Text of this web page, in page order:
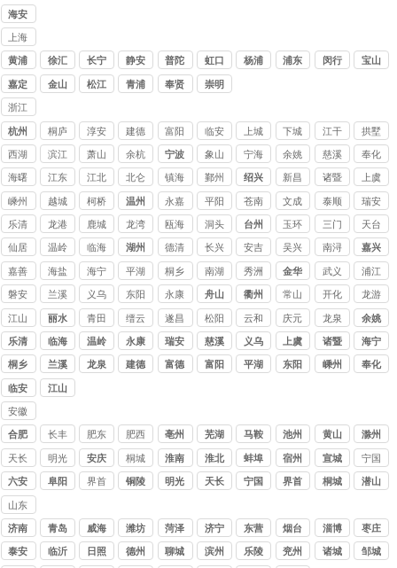
海安
上海
讨债
公司
黄浦 徐汇 长宁 静安 普陀 虹口 杨浦 浦东 闵行 宝山
嘉定 金山 松江 青浦 奉贤 崇明
浙江
讨债
公司
杭州 桐庐 淳安 建德 富阳 临安 上城 下城 江干 拱墅
西湖 滨江 萧山 余杭 宁波 象山 宁海 余姚 慈溪 奉化
海曙 江东 江北 北仑 镇海 鄞州 绍兴 新昌 诸暨 上虞
嵊州 越城 柯桥 温州 永嘉 平阳 苍南 文成 泰顺 瑞安
乐清 龙港 鹿城 龙湾 瓯海 洞头 台州 玉环 三门 天台
仙居 温岭 临海 湖州 德清 长兴 安吉 吴兴 南浔 嘉兴
嘉善 海盐 海宁 平湖 桐乡 南湖 秀洲 金华 武义 浦江
磐安 兰溪 义乌 东阳 永康 舟山 衢州 常山 开化 龙游
江山 丽水 青田 缙云 遂昌 松阳 云和 庆元 龙泉 余姚
乐清 临海 温岭 永康 瑞安 慈溪 义乌 上虞 诸暨 海宁
桐乡 兰溪 龙泉 建德 富德 富阳 平湖 东阳 嵊州 奉化
临安 江山
安徽
讨债
公司
合肥 长丰 肥东 肥西 亳州 芜湖
马鞍
山
池州 黄山 滁州
天长 明光 安庆 桐城 淮南 淮北 蚌埠 宿州 宣城 宁国
六安 阜阳 界首 铜陵 明光 天长 宁国 界首 桐城 潜山
山东
讨债
公司
济南 青岛 威海 潍坊 菏泽 济宁 东营 烟台 淄博 枣庄
泰安 临沂 日照 德州 聊城 滨州 乐陵 兖州 诸城 邹城